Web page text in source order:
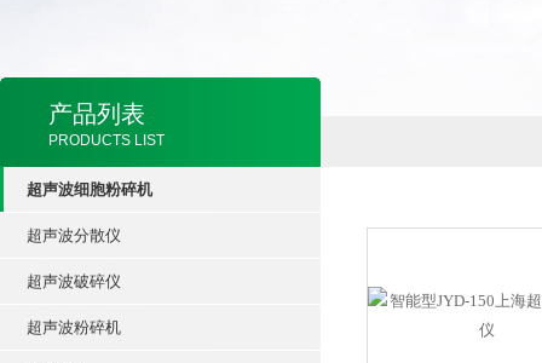
产品列表
PRODUCTS LIST
超声波细胞粉碎机
超声波分散仪
超声波破碎仪
超声波粉碎机